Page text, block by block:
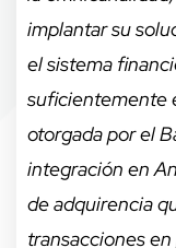
implantar su
el sistema
suficientemente
otorgada por el
integración en
de adquirencia
transacciones